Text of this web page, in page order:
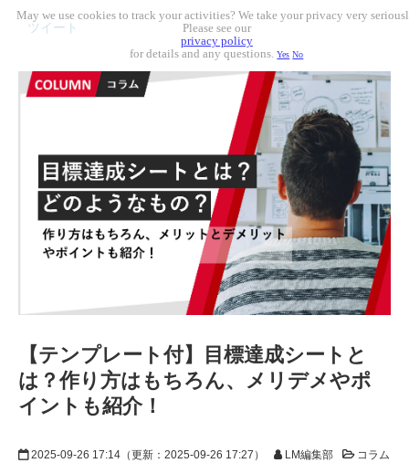
ツイート
【テンプレート付】目標達成シートと
は？作り方はもちろん、メリデメやポ
イントも紹介！
2025-09-26 17:14 （更新： 2025-09-26 17:27 ） LM編集部
コラム
May we use cookies to track your activities? We take your privacy very
Please see our
privacy policy
for details and any questions.Yes No